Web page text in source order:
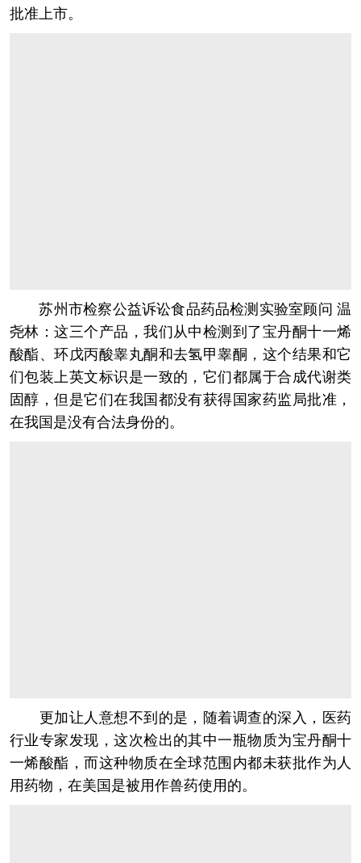
批准上市。
苏州市检察公益诉讼食品药品检测实验室顾问 温
尧林：这三个产品，我们从中检测到了宝丹酮十一烯
酸酯、环戊丙酸睾丸酮和去氢甲睾酮，这个结果和它
们包装上英文标识是一致的，它们都属于合成代谢类
固醇，但是它们在我国都没有获得国家药监局批准，
在我国是没有合法身份的。
更加让人意想不到的是，随着调查的深入，医药
行业专家发现，这次检出的其中一瓶物质为宝丹酮十
一烯酸酯，而这种物质在全球范围内都未获批作为人
用药物，在美国是被用作兽药使用的。